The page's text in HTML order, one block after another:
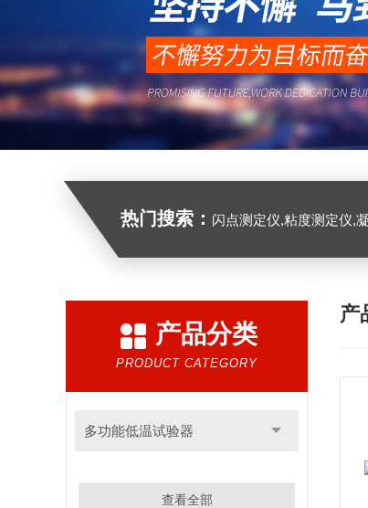
热门搜索： 闪点测定仪,粘度测定仪,
产品分类
PRODUCT CATEGORY
多功能低温试验器
查看全部
产